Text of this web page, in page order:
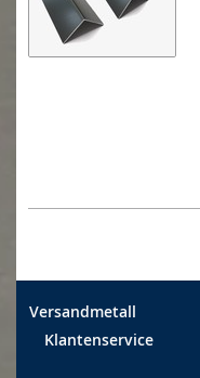
Versandmetall
Klantenservice